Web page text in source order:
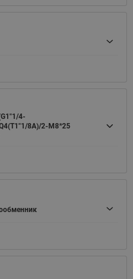
4-
8A)/2-M8*25